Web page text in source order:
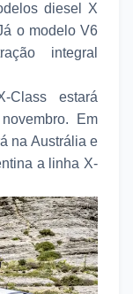
diesel X
o modelo V6
integral
Class estará
Em
na Austrália e
a linha X-